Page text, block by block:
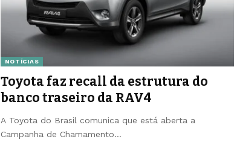
NOTÍCIAS
Toyota faz recall da estrutura do
banco traseiro da RAV4
A Toyota do Brasil comunica que está aberta a
Campanha de Chamamento…